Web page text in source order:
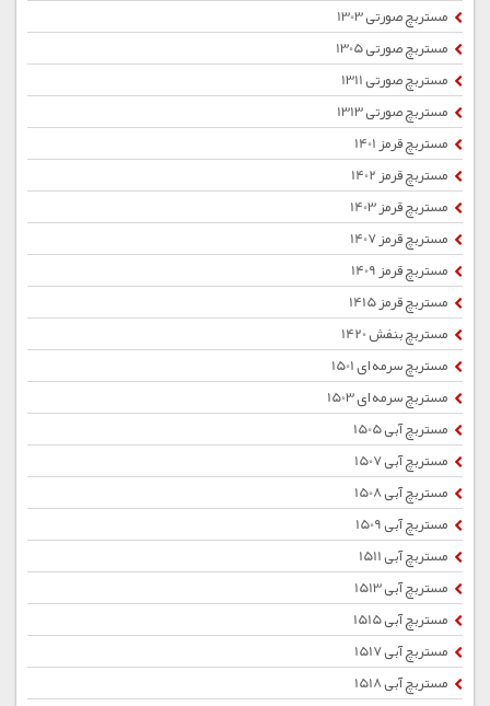
مستربچ صورتی 1303
مستربچ صورتی 1305
مستربچ صورتی 1311
مستربچ صورتی 1313
مستربچ قرمز 1401
مستربچ قرمز 1402
مستربچ قرمز 1403
مستربچ قرمز 1407
مستربچ قرمز 1409
مستربچ قرمز 1415
مستربچ بنفش 1420
مستربچ سرمه ای 1501
مستربچ سرمه ای 1503
مستربچ آبی 1505
مستربچ آبی 1507
مستربچ آبی 1508
مستربچ آبی 1509
مستربچ آبی 1511
مستربچ آبی 1513
مستربچ آبی 1515
مستربچ آبی 1517
مستربچ آبی 1518